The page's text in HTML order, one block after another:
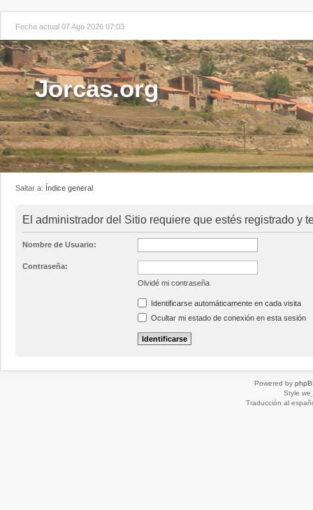
Fecha actual 07 Ago 2026 07:03
Jorcas.org
Saltar a: Índice general
El administrador del Sitio requiere que estés registrado y
Nombre de Usuario:
Contraseña:
Olvidé mi contraseña
Identificarse automáticamente en cada visita
Ocultar mi estado de conexión en esta sesión
Powered by
Style
Traducción al